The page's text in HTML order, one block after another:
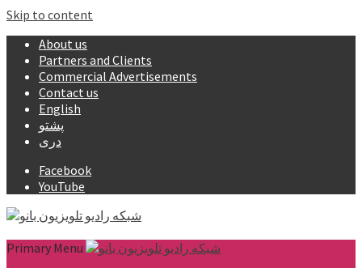
Skip to content
About us
Partners and Clients
Commercial Advertisements
Contact us
English
پشتو
دری
Facebook
YouTube
Primary Menu